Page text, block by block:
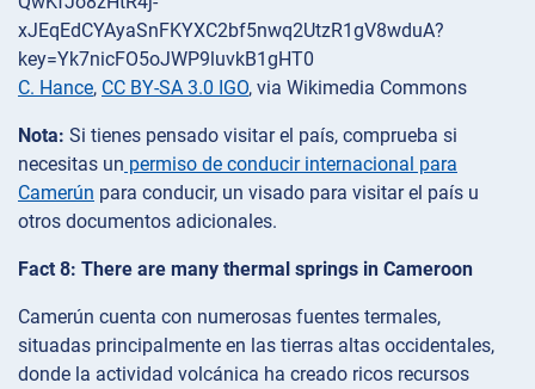
C. Hance, CC BY-SA 3.0 IGO, via Wikimedia Commons
Nota: Si tienes pensado visitar el país, comprueba si
necesitas un permiso de conducir internacional para
Camerún para conducir, un visado para visitar el país u
otros documentos adicionales.
Fact 8: There are many thermal springs in Cameroon
Camerún cuenta con numerosas fuentes termales,
situadas principalmente en las tierras altas occidentales,
donde la actividad volcánica ha creado ricos recursos